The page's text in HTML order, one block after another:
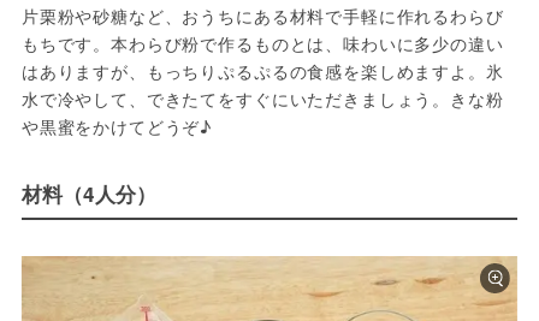
片栗粉や砂糖など、おうちにある材料で手軽に作れるわらび
もちです。本わらび粉で作るものとは、味わいに多少の違い
はありますが、もっちりぷるぷるの食感を楽しめますよ。氷
水で冷やして、できたてをすぐにいただきましょう。きな粉
や黒蜜をかけてどうぞ♪
材料（4人分）